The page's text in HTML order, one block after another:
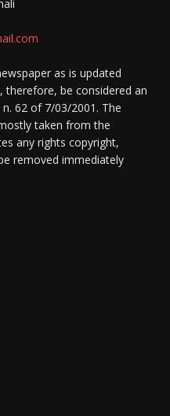
as is updated
be considered an
62 of 7/03/2001. The
taken from the
any rights copyright,
removed immediately